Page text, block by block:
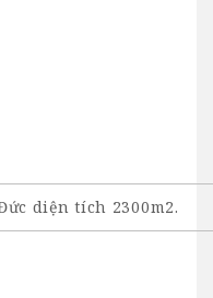
diện tích 2300m2.